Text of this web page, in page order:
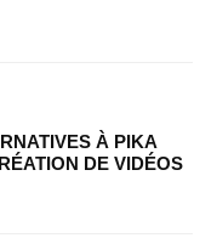
À PIKA
DE VIDÉOS